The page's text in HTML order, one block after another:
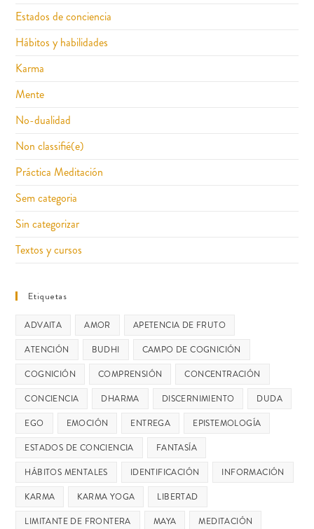
Estados de conciencia
Hábitos y habilidades
Karma
Mente
No-dualidad
Non classifié(e)
Práctica Meditación
Sem categoria
Sin categorizar
Textos y cursos
Etiquetas
ADVAITA AMOR
APETENCIA DE FRUTO
ATENCIÓN
BUDHI
CAMPO DE COGNICIÓN
COGNICIÓN
COMPRENSIÓN
CONCENTRACIÓN
CONCIENCIA
DHARMA DISCERNIMIENTO
DUDA
EGO
EMOCIÓN ENTREGA
EPISTEMOLOGÍA
ESTADOS DE CONCIENCIA
FANTASÍA
HÁBITOS MENTALES
IDENTIFICACIÓN
INFORMACIÓN
KARMA
KARMA YOGA
LIBERTAD
LIMITANTE DE FRONTERA
MAYA
MEDITACIÓN